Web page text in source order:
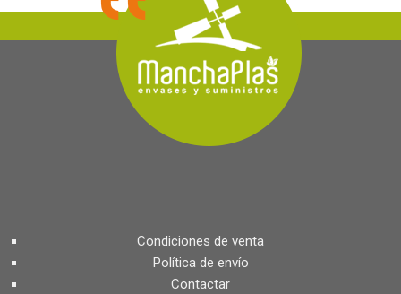
Condiciones de venta
Política de envío
Contactar